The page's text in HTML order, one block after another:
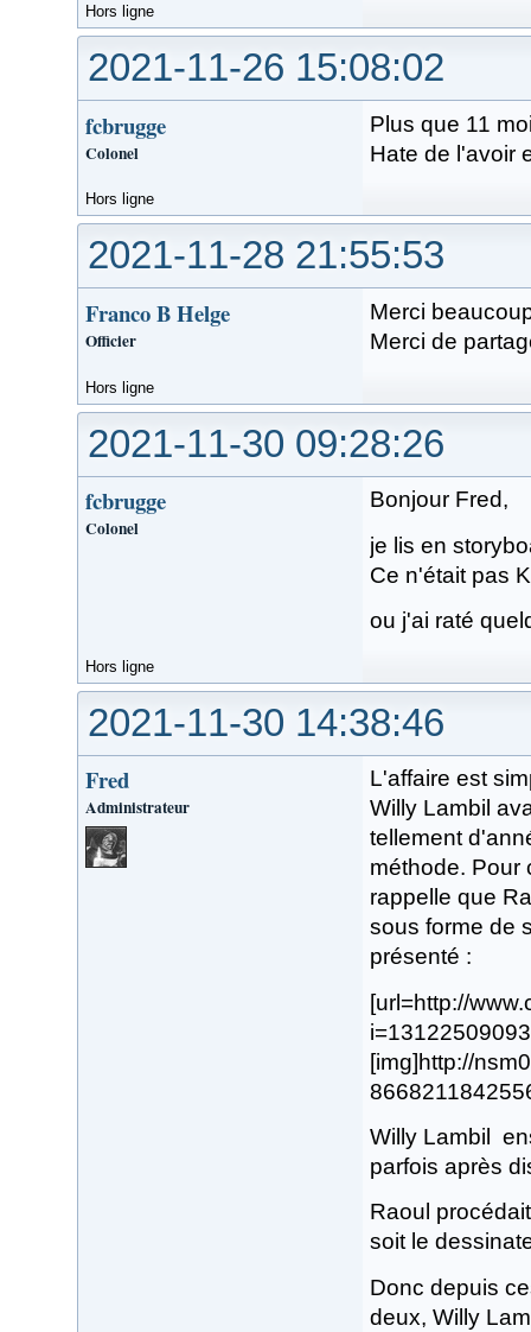
Hors ligne
2021-11-26 15:08:02
fcbrugge
Colonel
Plus que 11
Hate de l'avoir
Hors ligne
2021-11-28 21:55:53
Franco B Helge
Officier
Merci
Merci de
Hors ligne
2021-11-30 09:28:26
fcbrugge
Colonel
Bonjour Fred,
je lis en
Ce n'était pas
ou j'ai raté
Hors ligne
2021-11-30 14:38:46
Fred
Administrateur
L'affaire est
Willy Lambil
tellement
méthode. Pour
rappelle que
sous forme de
présenté :
[url=http://
[img]http://
Willy Lambil
parfois après
Raoul
soit le
Donc depuis
deux, Willy